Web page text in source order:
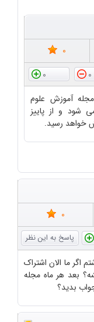
0
0
0
آموزش علوم
شود و از پاییز
0
ما الان اشتراک
بعد هر ماه مجله
بدید؟